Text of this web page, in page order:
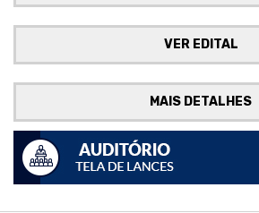
VER EDITAL
MAIS DETALHES